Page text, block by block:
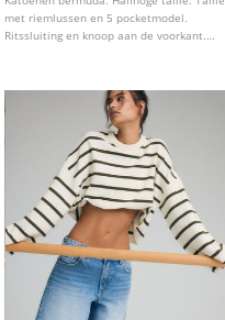
met riemlussen en 5 pocketmodel.
Ritssluiting en knoop aan de voorkant.